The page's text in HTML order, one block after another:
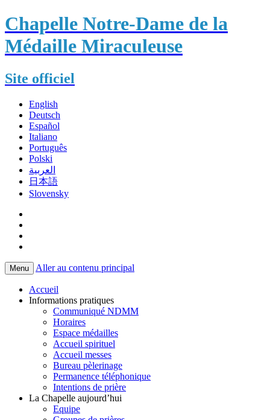
Chapelle Notre-Dame de la
Médaille Miraculeuse
Site officiel
English
Deutsch
Español
Italiano
Português
Polski
العربية
日本語
Slovensky
Menu Aller au contenu principal
Accueil
Informations pratiques
Communiqué NDMM
Horaires
Espace médailles
Accueil spirituel
Accueil messes
Bureau pèlerinage
Permanence téléphonique
Intentions de prière
La Chapelle aujourd’hui
Equipe